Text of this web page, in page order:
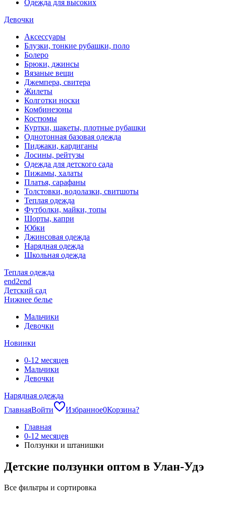
Одежда для высоких
Девочки
Аксессуары
Блузки, тонкие рубашки, поло
Болеро
Брюки, джинсы
Вязаные вещи
Джемпера, свитера
Жилеты
Колготки носки
Комбинезоны
Костюмы
Куртки, шакеты, плотные рубашки
Однотонная базовая одежда
Пиджаки, кардиганы
Лосины, рейтузы
Одежда для детского сада
Пижамы, халаты
Платья, сарафаны
Толстовки, водолазки, свитшоты
Теплая одежда
Футболки, майки, топы
Шорты, капри
Юбки
Джинсовая одежда
Нарядная одежда
Школьная одежда
Теплая одежда
end2end
Детский сад
Нижнее белье
Мальчики
Девочки
Новинки
0-12 месяцев
Мальчики
Девочки
Нарядная одежда
ГлавнаяВойти Избранное0Корзина?
Главная
0-12 месяцев
Ползунки и штанишки
Детские ползунки оптом в Улан-Удэ
Все фильтры и сортировка